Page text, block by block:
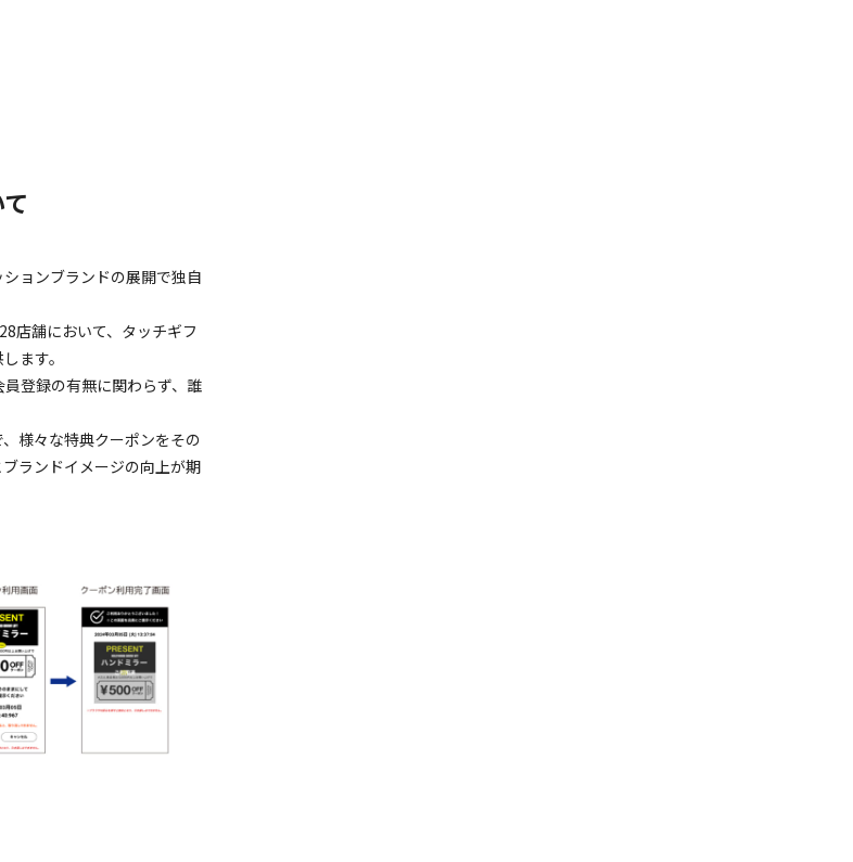
ョンブランドの展開で独自
店舗において、タッチギフ
ます。
登録の有無に関わらず、誰
様々な特典クーポンをその
ランドイメージの向上が期